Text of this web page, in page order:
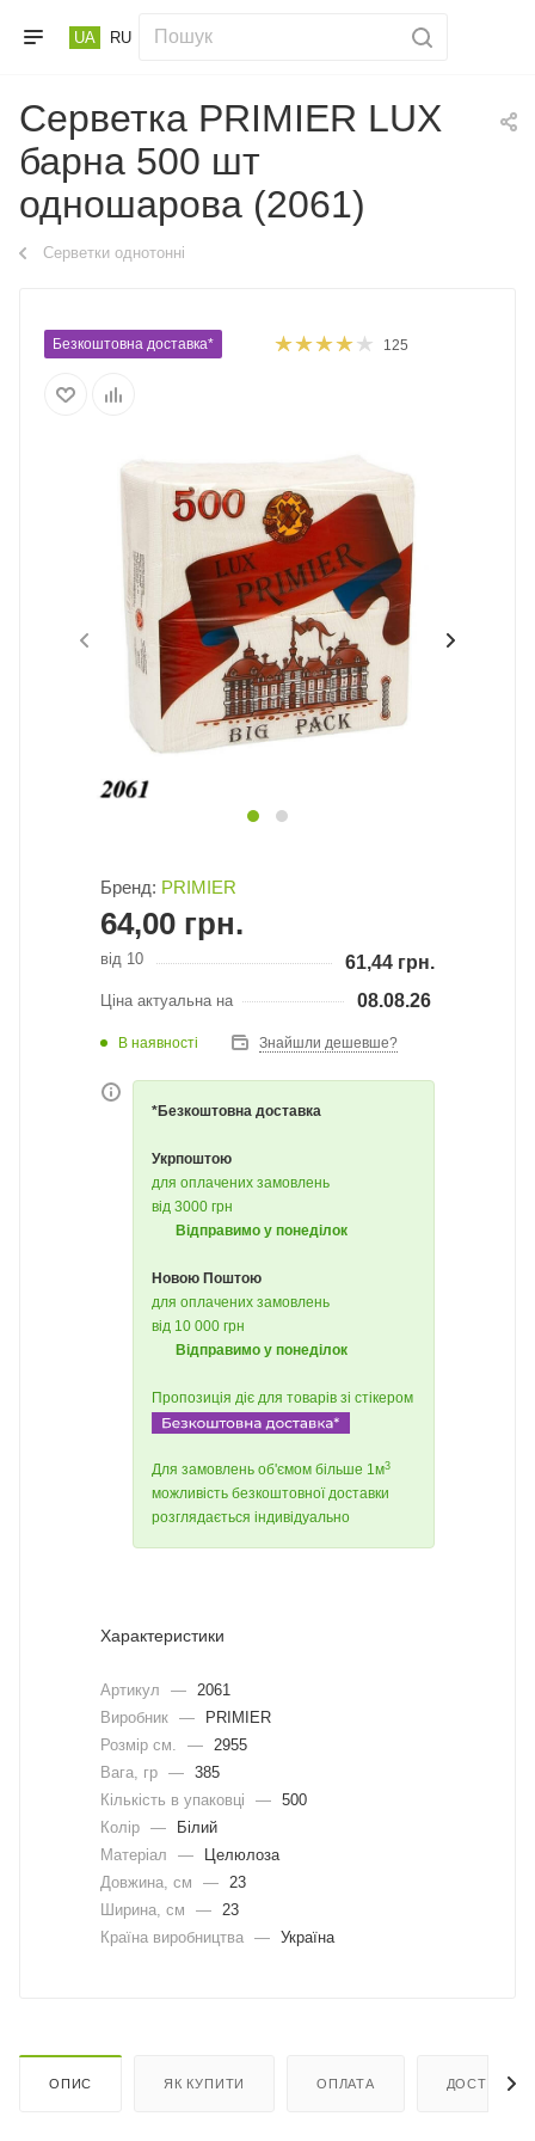
UA RU
Серветка PRIMIER LUX
барна 500 шт
одношарова (2061)
Серветки однотонні
Безкоштовна доставка* 125
Бренд: PRIMIER
64,00 грн.
від 10 61,44 грн.
Ціна актуальна на 08.08.26
В наявності Знайшли дешевше?
*Безкоштовна доставка
Укрпоштою
для оплачених замовлень
від 3000 грн
Відправимо у понеділок
Новою Поштою
для оплачених замовлень
від 10 000 грн
Відправимо у понеділок
Пропозиція діє для товарів зі стікером
Для замовлень об'ємом більше 1м3
можливість безкоштовної доставки
розглядається індивідуально
Характеристики
Артикул —
2061
Виробник —
PRIMIER
Розмір см.
—
2955
Вага, гр — 385
Кількість в упаковці
— 500
Колір —
Білий
Матеріал
—
Целюлоза
Довжина, cм
—
23
Ширина, cм
—
23
Країна виробництва — Україна
ОПИС ЯК КУПИТИ ОПЛАТА ДОСТАВКА